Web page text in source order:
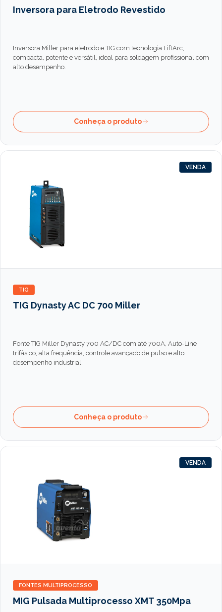
Inversora para Eletrodo Revestido
Inversora Miller para eletrodo e TIG com tecnologia LiftArc,
compacta, potente e versátil, ideal para soldagem profissional com
alto desempenho.
Conheça o produto
VENDA
TIG
TIG Dynasty AC DC 700 Miller
Fonte TIG Miller Dynasty 700 AC/DC com até 700A, Auto-Line
trifásico, alta frequência, controle avançado de pulso e alto
desempenho industrial.
Conheça o produto
VENDA
FONTES MULTIPROCESSO
MIG Pulsada Multiprocesso XMT 350Mpa